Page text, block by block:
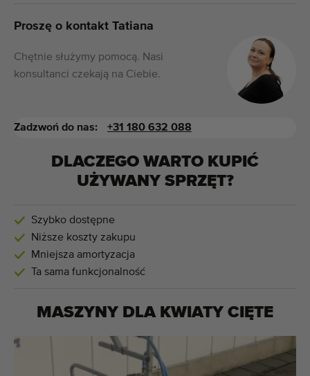
Proszę o kontakt Tatiana
Chętnie służymy pomocą. Nasi
konsultanci czekają na Ciebie.
Zadzwoń do nas: +31 180 632 088
DLACZEGO WARTO KUPIĆ
UŻYWANY SPRZĘT?
Szybko dostępne
Niższe koszty zakupu
Mniejsza amortyzacja
Ta sama funkcjonalność
MASZYNY DLA KWIATY CIĘTE